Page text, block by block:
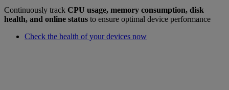
Continuously track CPU usage, memory consumption, disk
health, and online status to ensure optimal device performance
Check the health of your devices now